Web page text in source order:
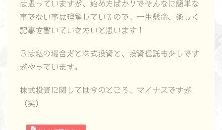
は思っていますが、始めたばかりでそんなに簡単な
事でない事は理解しているので、一生懸命、楽しく
記事を書いていきたいと思います！
３は私の場合だと株式投資と、投資信託も少しです
がやっています。
株式投資に関しては今のところ、マイナスですが
（笑）